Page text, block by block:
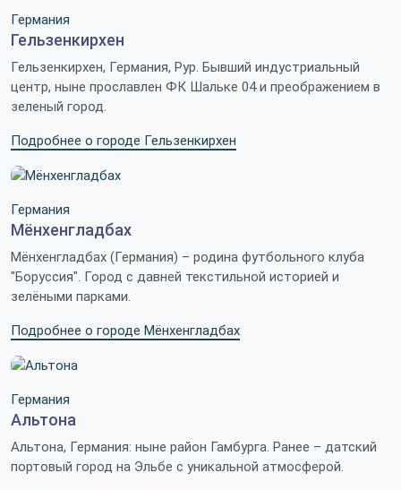
Германия
Гельзенкирхен
Гельзенкирхен, Германия, Рур. Бывший индустриальный
центр, ныне прославлен ФК Шальке 04 и преображением в
зеленый город.
Подробнее о городе Гельзенкирхен
Германия
Мёнхенгладбах
Мёнхенгладбах (Германия) – родина футбольного клуба
"Боруссия". Город с давней текстильной историей и
зелёными парками.
Подробнее о городе Мёнхенгладбах
Германия
Альтона
Альтона, Германия: ныне район Гамбурга. Ранее – датский
портовый город на Эльбе с уникальной атмосферой.